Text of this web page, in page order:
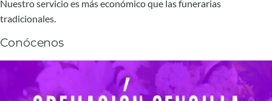
Nuestro servicio es más económico que las funerarias
tradicionales.
Conócenos